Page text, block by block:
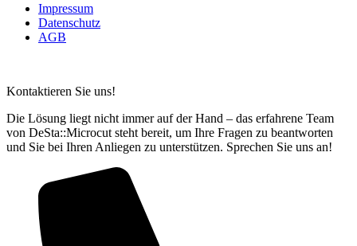
Impressum
Datenschutz
AGB
Kontaktieren Sie uns!
Die Lösung liegt nicht immer auf der Hand – das erfahrene Team
von DeSta::Microcut steht bereit, um Ihre Fragen zu beantworten
und Sie bei Ihren Anliegen zu unterstützen. Sprechen Sie uns an!